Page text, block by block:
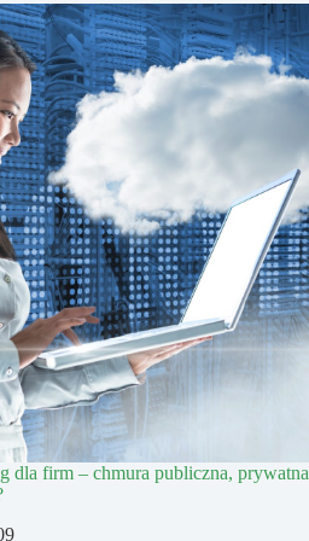
dla firm – chmura publiczna, prywatna